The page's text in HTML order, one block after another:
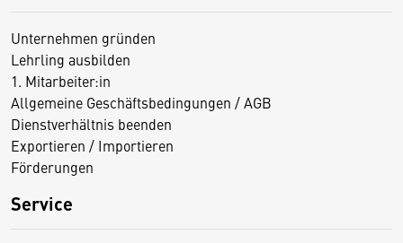
Unternehmen gründen
Lehrling ausbilden
1. Mitarbeiter:in
Allgemeine Geschäftsbedingungen / AGB
Dienstverhältnis beenden
Exportieren / Importieren
Förderungen
Service